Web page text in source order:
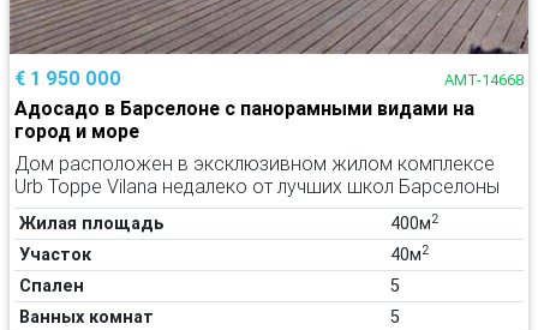
€ 1 950 000 AMT-14668
Адосадо в Барселоне с панорамными видами на
город и море
Дом расположен в эксклюзивном жилом комплексе
Urb Торре Vilana недалеко от лучших школ Барселоны
Жилая площадь 400м2
Участок 40м2
Спален
5
Ванных комнат
5